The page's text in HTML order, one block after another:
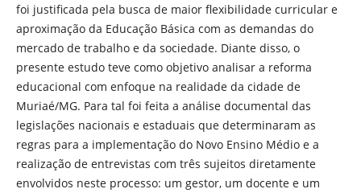
foi justificada pela busca de maior flexibilidade curricular e
aproximação da Educação Básica com as demandas do
mercado de trabalho e da sociedade. Diante disso, o
presente estudo teve como objetivo analisar a reforma
educacional com enfoque na realidade da cidade de
Muriaé/MG. Para tal foi feita a análise documental das
legislações nacionais e estaduais que determinaram as
regras para a implementação do Novo Ensino Médio e a
realização de entrevistas com três sujeitos diretamente
envolvidos neste processo: um gestor, um docente e um